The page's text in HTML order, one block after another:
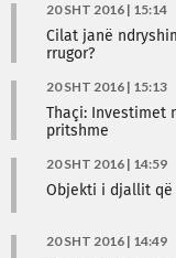
20 SHT 2016 | 15:14
Cilat janë
rrugor?
20 SHT 2016 | 15:13
Thaçi:
pritshme
20 SHT 2016 | 14:59
Objekti i djallit që
20 SHT 2016 | 14:49